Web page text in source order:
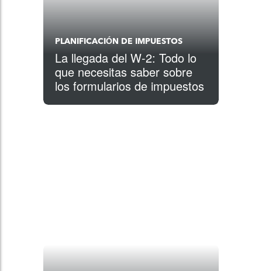
PLANIFICACIÓN DE IMPUESTOS
La llegada del W-2: Todo lo
que necesitas saber sobre
los formularios de impuestos